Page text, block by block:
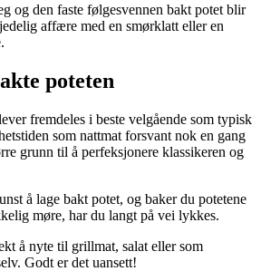
og den faste følgesvennen bakt potet blir
affære med en smørklatt eller en
poteten
fremdeles i beste velgående som typisk
som nattmat forsvant nok en gang
grunn til å perfeksjonere klassikeren og
å lage bakt potet, og baker du potetene
møre, har du langt på vei lykkes.
å nyte til grillmat, salat eller som
Godt er det uansett!